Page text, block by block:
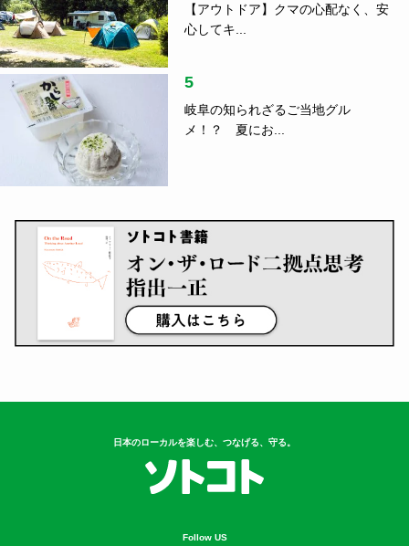
【アウトドア】クマの心配なく、安
心してキ...
5
岐阜の知られざるご当地グル
メ！？ 夏にお...
日本のローカルを楽しむ、つなげる、守る。
Follow US